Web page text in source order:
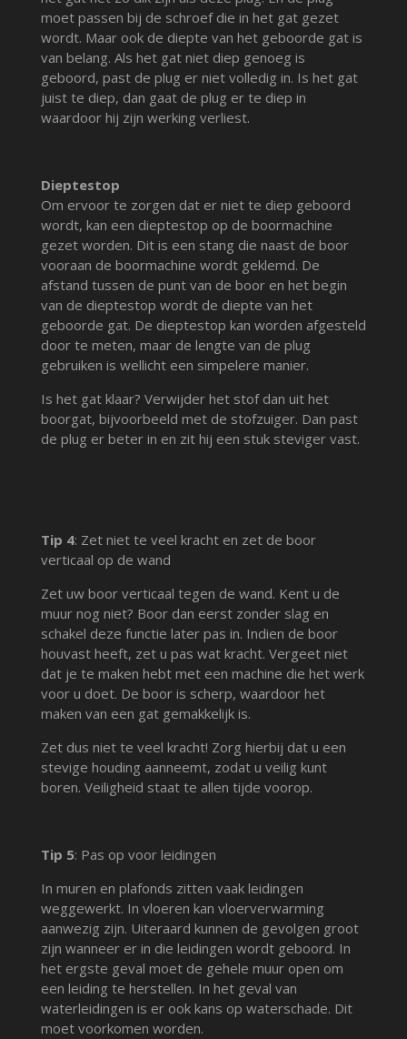
moet passen bij de schroef die in het gat gezet
wordt. Maar ook de diepte van het geboorde gat is
van belang. Als het gat niet diep genoeg is
geboord, past de plug er niet volledig in. Is het gat
juist te diep, dan gaat de plug er te diep in
waardoor hij zijn werking verliest.
Dieptestop
Om ervoor te zorgen dat er niet te diep geboord
wordt, kan een dieptestop op de boormachine
gezet worden. Dit is een stang die naast de boor
vooraan de boormachine wordt geklemd. De
afstand tussen de punt van de boor en het begin
van de dieptestop wordt de diepte van het
geboorde gat. De dieptestop kan worden afgesteld
door te meten, maar de lengte van de plug
gebruiken is wellicht een simpelere manier.
Is het gat klaar? Verwijder het stof dan uit het
boorgat, bijvoorbeeld met de stofzuiger. Dan past
de plug er beter in en zit hij een stuk steviger vast.
Tip 4: Zet niet te veel kracht en zet de boor
verticaal op de wand
Zet uw boor verticaal tegen de wand. Kent u de
muur nog niet? Boor dan eerst zonder slag en
schakel deze functie later pas in. Indien de boor
houvast heeft, zet u pas wat kracht. Vergeet niet
dat je te maken hebt met een machine die het werk
voor u doet. De boor is scherp, waardoor het
maken van een gat gemakkelijk is.
Zet dus niet te veel kracht! Zorg hierbij dat u een
stevige houding aanneemt, zodat u veilig kunt
boren. Veiligheid staat te allen tijde voorop.
Tip 5: Pas op voor leidingen
In muren en plafonds zitten vaak leidingen
weggewerkt. In vloeren kan vloerverwarming
aanwezig zijn. Uiteraard kunnen de gevolgen groot
zijn wanneer er in die leidingen wordt geboord. In
het ergste geval moet de gehele muur open om
een leiding te herstellen. In het geval van
waterleidingen is er ook kans op waterschade. Dit
moet voorkomen worden.